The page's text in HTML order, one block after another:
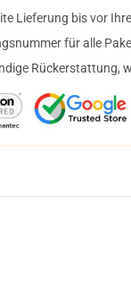
Lieferung bis vor
für alle
Rückerstattung,